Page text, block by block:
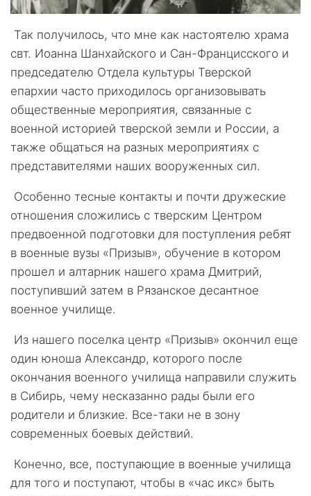
Так получилось, что мне как настоятелю храма
свт. Иоанна Шанхайского и Сан-Францисского и
председателю Отдела культуры Тверской
епархии часто приходилось организовывать
общественные мероприятия, связанные с
военной историей тверской земли и России, а
также общаться на разных мероприятиях с
представителями наших вооруженных сил.
Особенно тесные контакты и почти дружеские
отношения сложились с тверским Центром
предвоенной подготовки для поступления ребят
в военные вузы «Призыв», обучение в котором
прошел и алтарник нашего храма Дмитрий,
поступивший затем в Рязанское десантное
военное училище.
Из нашего поселка центр «Призыв» окончил еще
один юноша Александр, которого после
окончания военного училища направили служить
в Сибирь, чему несказанно рады были его
родители и близкие. Все-таки не в зону
современных боевых действий.
Конечно, все, поступающие в военные училища
для того и поступают, чтобы в «час икс» быть